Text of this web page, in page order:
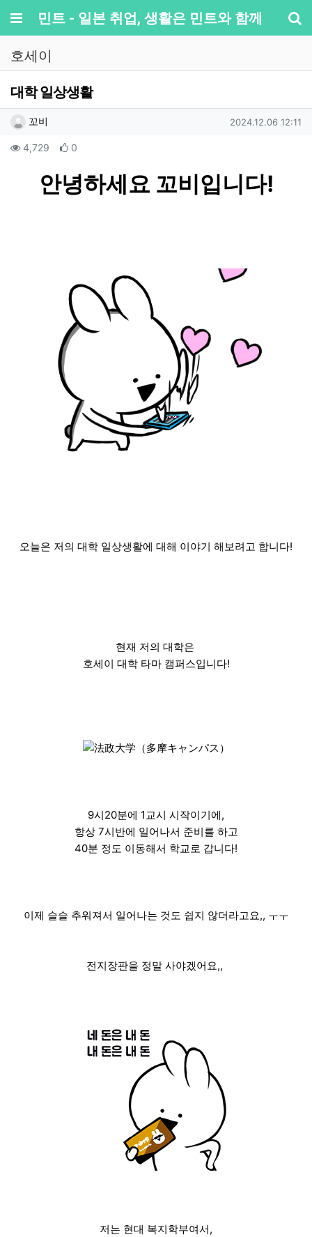
메뉴민트 - 일본 취업, 생활은 민트와 함께
호세이
대학 일상생활
작성자 정보
꼬비 작성일
2024.12.06 12:11
컨텐츠 정보
4,729 조회 0
안녕하세요 꼬비입니다!
오늘은 저의 대학 일상생활에 대해 이야기 해보려고 합니다!
현재 저의 대학은
호세이 대학 타마 캠퍼스입니다!
9시20분에 1교시 시작이기에,
항상 7시반에 일어나서 준비를 하고
40분 정도 이동해서 학교로 갑니다!
이제 슬슬 추워져서 일어나는 것도 쉽지 않더라고요,, ㅜㅜ
전지장판을 정말 사야겠어요,,
저는 현대 복지학부여서,